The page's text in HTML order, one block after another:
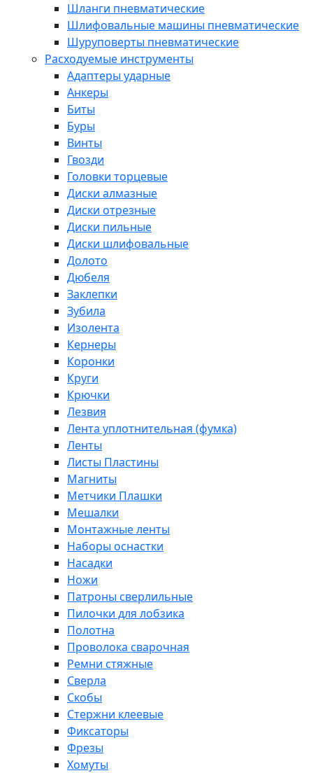
Шланги пневматические
Шлифовальные машины пневматические
Шуруповерты пневматические
Расходуемые инструменты
Адаптеры ударные
Анкеры
Биты
Буры
Винты
Гвозди
Головки торцевые
Диски алмазные
Диски отрезные
Диски пильные
Диски шлифовальные
Долото
Дюбеля
Заклепки
Зубила
Изолента
Кернеры
Коронки
Круги
Крючки
Лезвия
Лента уплотнительная (фумка)
Ленты
Листы Пластины
Магниты
Метчики Плашки
Мешалки
Монтажные ленты
Наборы оснастки
Насадки
Ножи
Патроны сверлильные
Пилочки для лобзика
Полотна
Проволока сварочная
Ремни стяжные
Сверла
Скобы
Стержни клеевые
Фиксаторы
Фрезы
Хомуты